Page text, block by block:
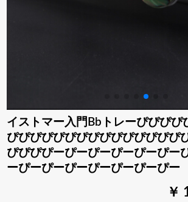
イストマー入門Bbトレーぴぴぴぴ
ぴぴぴぴぴぴぴぴぴぴぴぴぴぴぴ
ぴぴぴぴーぴーぴーぴーぴーぴー
ーぴーぴーぴーぴーぴーぴーぴー
￥